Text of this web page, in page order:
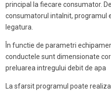
principal la fiecare consumator.
consumatorul intalnit, programul
legatura.
În functie de parametri
conductele sunt dimensionate
preluarea intregului debit de apa
La sfarsit programul poate